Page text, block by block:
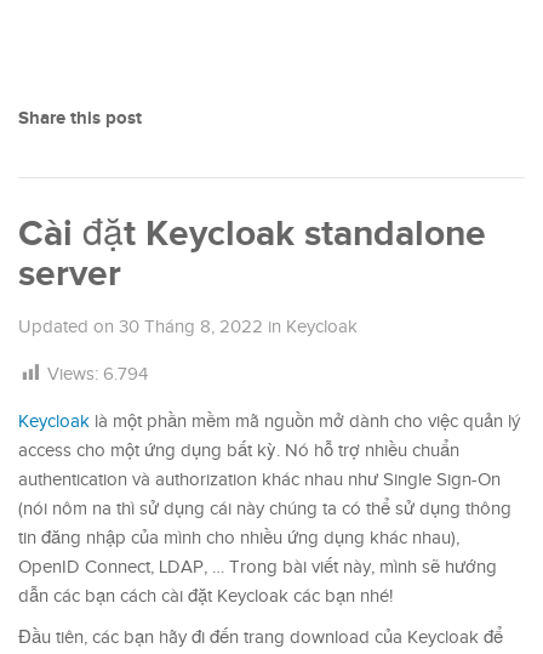
Share this post
Cài đặt Keycloak standalone
server
Updated on 30 Tháng 8, 2022 in Keycloak
Views: 6.794
Keycloak là một phần mềm mã nguồn mở dành cho việc quản lý
access cho một ứng dụng bất kỳ. Nó hỗ trợ nhiều chuẩn
authentication và authorization khác nhau như Single Sign-On
(nói nôm na thì sử dụng cái này chúng ta có thể sử dụng thông
tin đăng nhập của mình cho nhiều ứng dụng khác nhau),
OpenID Connect, LDAP, … Trong bài viết này, mình sẽ hướng
dẫn các bạn cách cài đặt Keycloak các bạn nhé!
Đầu tiên, các bạn hãy đi đến trang download của Keycloak để